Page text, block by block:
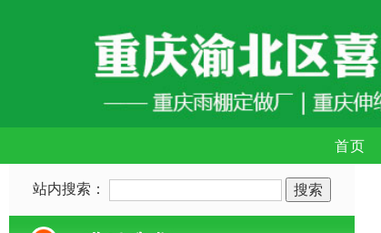
首页
站内搜索：